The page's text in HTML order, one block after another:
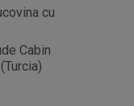
cu
Cabin